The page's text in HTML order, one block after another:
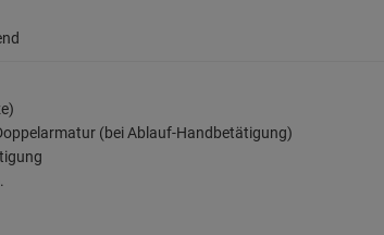
(bei Ablauf-Handbetätigung)